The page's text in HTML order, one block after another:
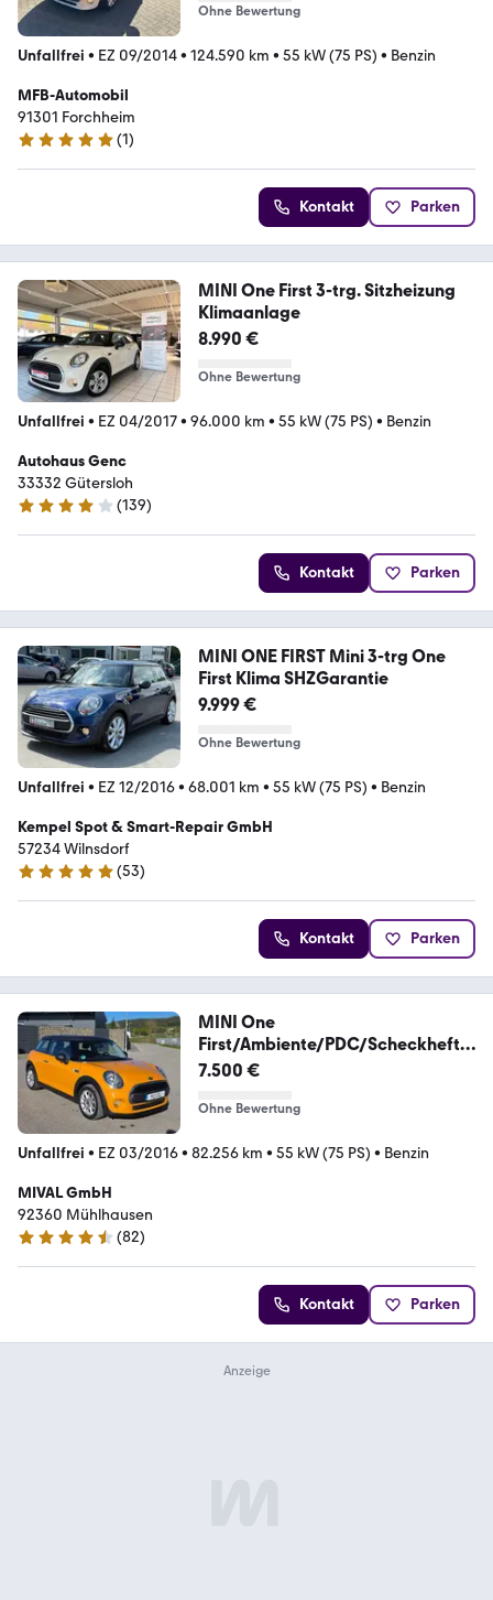
Ohne Bewertung
Unfallfrei • EZ 09/2014• 124.590 km • 55 kW (75 PS) • Benzin
MFB-Automobil
91301 Forchheim
5 Sterne
(1)
Kontakt Parken
MINI One First 3-trg. Sitzheizung
Klimaanlage
8.990 €
Ohne Bewertung
Unfallfrei • EZ 04/2017• 96.000 km • 55 kW (75 PS) • Benzin
Autohaus Genc
33332 Gütersloh
4.1 Sterne
(139)
Kontakt Parken
MINI ONE FIRST Mini 3-trg One
First Klima SHZGarantie
9.999 €
Ohne Bewertung
Unfallfrei • EZ 12/2016• 68.001 km • 55 kW (75 PS) • Benzin
Kempel Spot & Smart-Repair GmbH
57234 Wilnsdorf
5 Sterne
(53)
Kontakt Parken
MINI One
First/Ambiente/PDC/Scheckheftg
epflegt
7.500 €
Ohne Bewertung
Unfallfrei • EZ 03/2016• 82.256 km • 55 kW (75 PS) • Benzin
MIVAL GmbH
92360 Mühlhausen
4.4 Sterne
(82)
Kontakt Parken